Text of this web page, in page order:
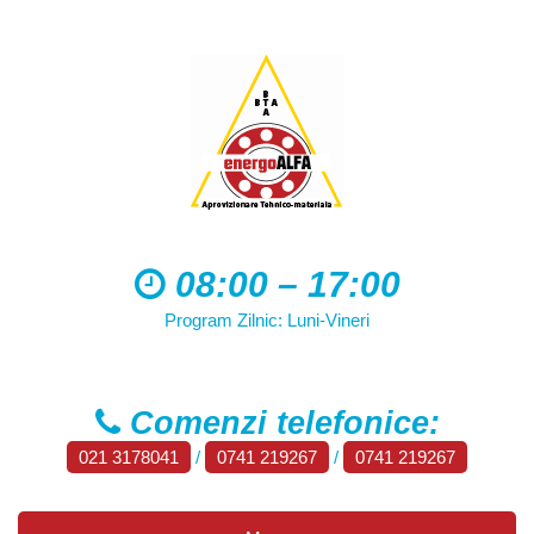
08:00 – 17:00
Program Zilnic: Luni-Vineri
Comenzi telefonice:
021 3178041 / 0741 219267 / 0741 219267